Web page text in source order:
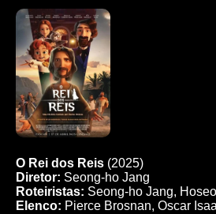
O Rei dos Reis (2025)
Diretor: Seong-ho Jang
Roteiristas: Seong-ho Jang,
Elenco: Pierce Brosnan, Oscar